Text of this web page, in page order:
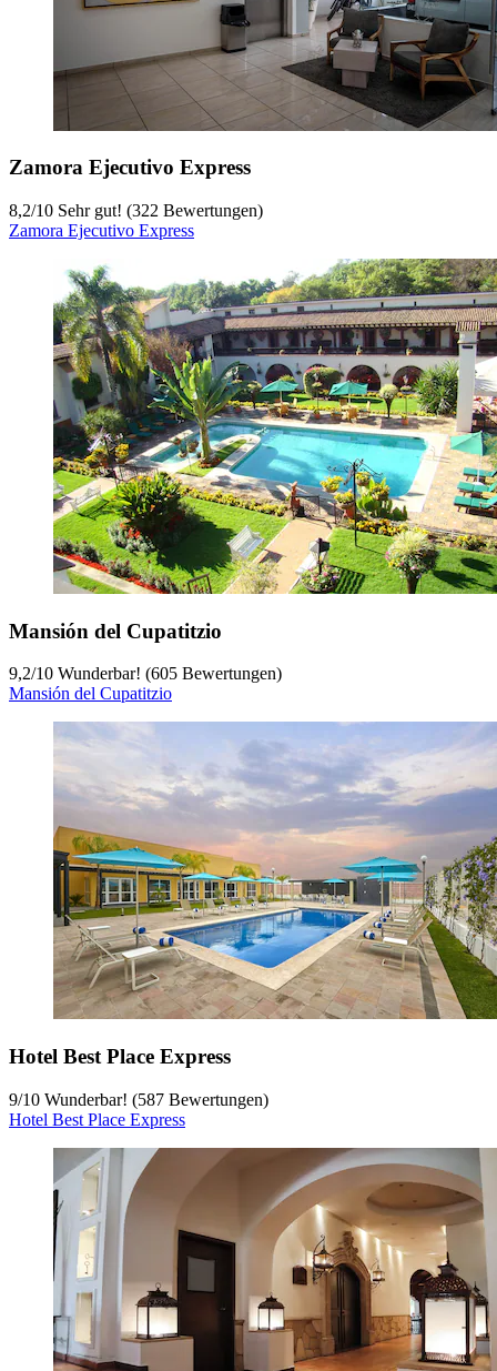
Zamora Ejecutivo Express
8,2/10 Sehr gut! (322 Bewertungen)
Zamora Ejecutivo Express
Mansión del Cupatitzio
9,2/10 Wunderbar! (605 Bewertungen)
Mansión del Cupatitzio
Hotel Best Place Express
9/10 Wunderbar! (587 Bewertungen)
Hotel Best Place Express